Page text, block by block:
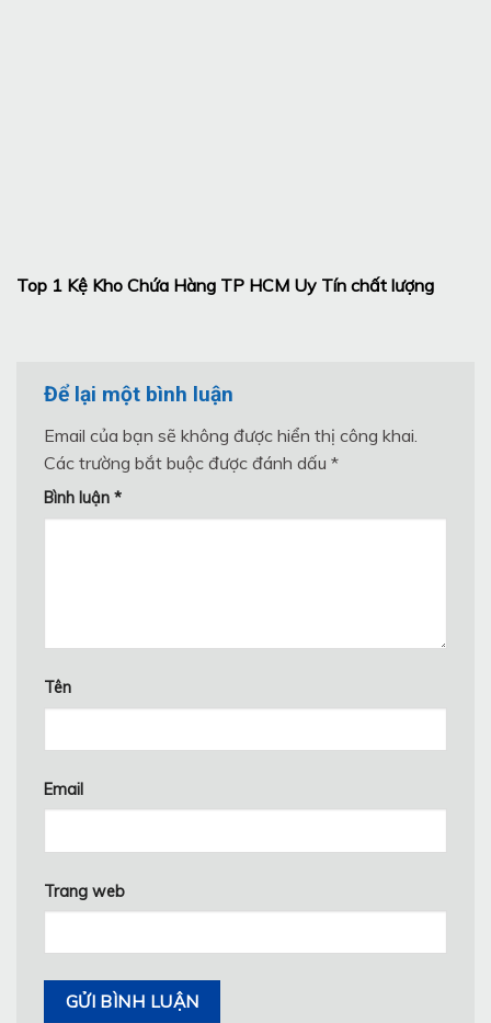
Top 1 Kệ Kho Chứa Hàng TP HCM Uy Tín chất lượng
Để lại một bình luận
Email của bạn sẽ không được hiển thị công khai.
Các trường bắt buộc được đánh dấu *
Bình luận *
Tên
Email
Trang web